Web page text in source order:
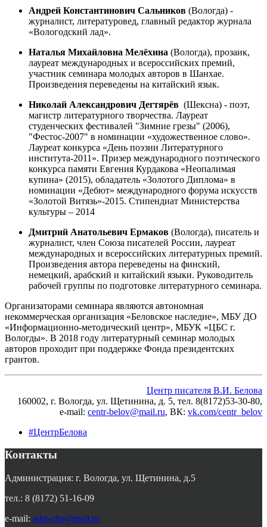
Андрей Константинович Сальников (Вологда) -
журналист, литературовед, главный редактор журнала
«Вологодский лад».
Наталья Михайловна Мелёхина (Вологда), прозаик,
лауреат международных и всероссийских премий,
участник семинара молодых авторов в Шанхае.
Произведения переведены на китайский язык.
Николай Александрович Дегтярёв (Шексна) - поэт,
магистр литературного творчества. Лауреат
студенческих фестивалей "Зимние грезы" (2006),
"Фестос-2007" в номинации «художественное слово».
Лауреат конкурса «День поэзии Литературного
института-2011». Призер международного поэтического
конкурса памяти Евгения Курдакова «Неопалимая
купина» (2015), обладатель «Золотого Диплома» в
номинации «Дебют» международного форума искусств
«Золотой Витязь»-2015. Стипендиат Министерства
культуры – 2014
Дмитрий Анатольевич Ермаков (Вологда), писатель и
журналист, член Союза писателей России, лауреат
международных и всероссийских литературных премий.
Произведения автора переведены на финский,
немецкий, арабский и китайский языки. Руководитель
рабочей группы по подготовке литературного семинара.
Организаторами семинара являются автономная
некоммерческая организация «Беловское наследие», МБУ ДО
«Информационно-методический центр», МБУК «ЦБС г.
Вологды». В 2018 году литературный семинар молодых
авторов проходит при поддержке Фонда президентских
грантов.
Центр писателя В.И. Белова
160002, г. Вологда, ул. Щетинина, д. 5, тел. 8(8172)53-30-80,
e-mail: centr-belov@mail.ru, ВК: vk.com/centr_belov
#ЦентрБелова
Контакты
Администрация: г. Вологда, ул. Щетинина, д.5
тел.: 8 (8172) 51-16-09
e-mail: adm-cbs@mail.ru